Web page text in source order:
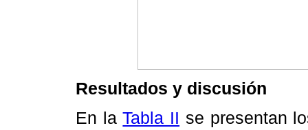
Resultados y discusión
En laTabla II se presentan